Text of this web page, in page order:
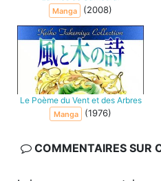
Manga (2008)
Le Poème du Vent et des Arbres
Manga (1976)
COMMENTAIRES SUR